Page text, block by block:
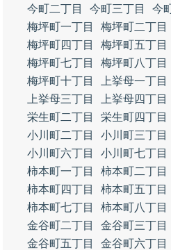
今町二丁目
今町三丁目 今
梅坪町一丁目
梅坪町二丁目
梅坪町四丁目
梅坪町五丁目
梅坪町七丁目
梅坪町八丁目
梅坪町十丁目
上挙母一丁目
上挙母三丁目
上挙母四丁目
栄生町二丁目
栄生町四丁目
小川町二丁目
小川町三丁目
小川町六丁目
小川町七丁目
柿本町一丁目
柿本町二丁目
柿本町四丁目
柿本町五丁目
柿本町七丁目
柿本町八丁目
金谷町二丁目
金谷町三丁目
金谷町五丁目
金谷町六丁目